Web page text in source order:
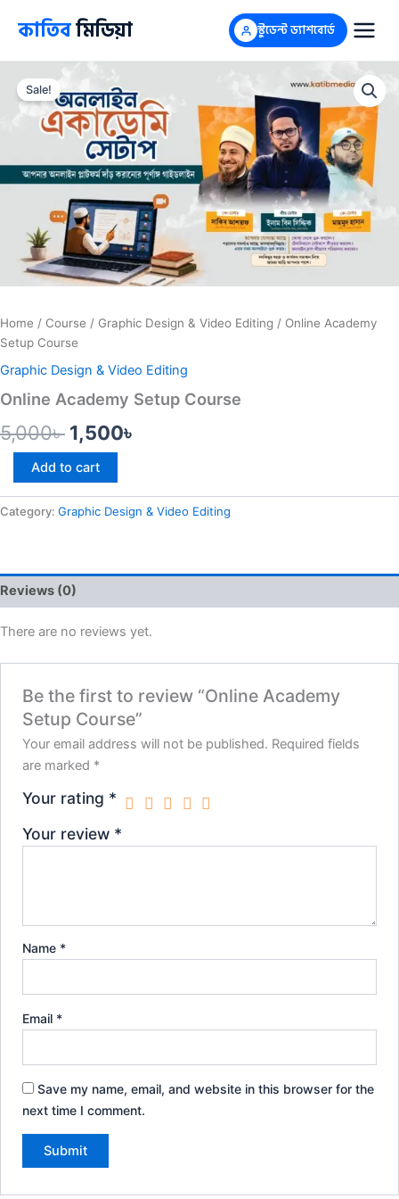
কাতিবমিডিয়া স্টুডেন্ট ড্যাশবোর্ড
Sale!
Home / Course / Graphic Design & Video Editing / Online Academy
Setup Course
Graphic Design & Video Editing
Online Academy Setup Course
5,000৳
Original
price
was:
5,000৳ .
1,500৳
price
is:
1,500৳ .
Academy
Setup
Course
Add to cart
Category: Graphic Design & Video Editing
Reviews (0)
There are no reviews yet.
Be the first to review “Online Academy
Setup Course”
Your email address will not be published. Required fields
are marked *
Your rating *
Your review *
Name *
Email *
Save my name, email, and website in this browser for the
next time I comment.